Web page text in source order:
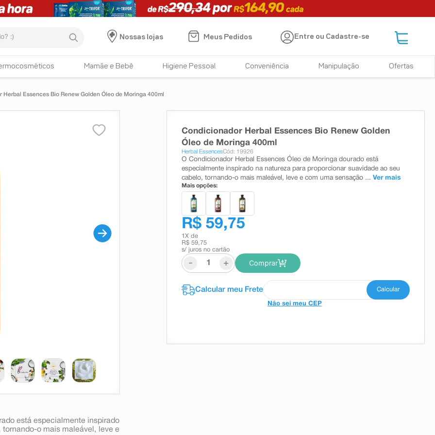
Nossas lojas
Meus Pedidos Entre ou Cadastre-se
Mamãe e Bebê Higiene Pessoal Conveniência Manipulação Ofertas
Herbal Essences Bio Renew Golden Óleo de Moringa 400ml
está especialmente inspirado
o mais maleável, leve e
Condicionador Herbal Essences Bio Renew Golden
Óleo de Moringa 400ml
Herbal EssencesCód: 19926
O Condicionador Herbal Essences Óleo de Moringa dourado está
especialmente inspirado na natureza para proporcionar suavidade ao seu
cabelo, tornando-o mais maleável, leve e com uma sensação ... Ver mais
Mais opções:
R$ 59,75
1 X de
R$ 59,75
s/ juros no cartão
- + Comprar
Não sei meu CEP